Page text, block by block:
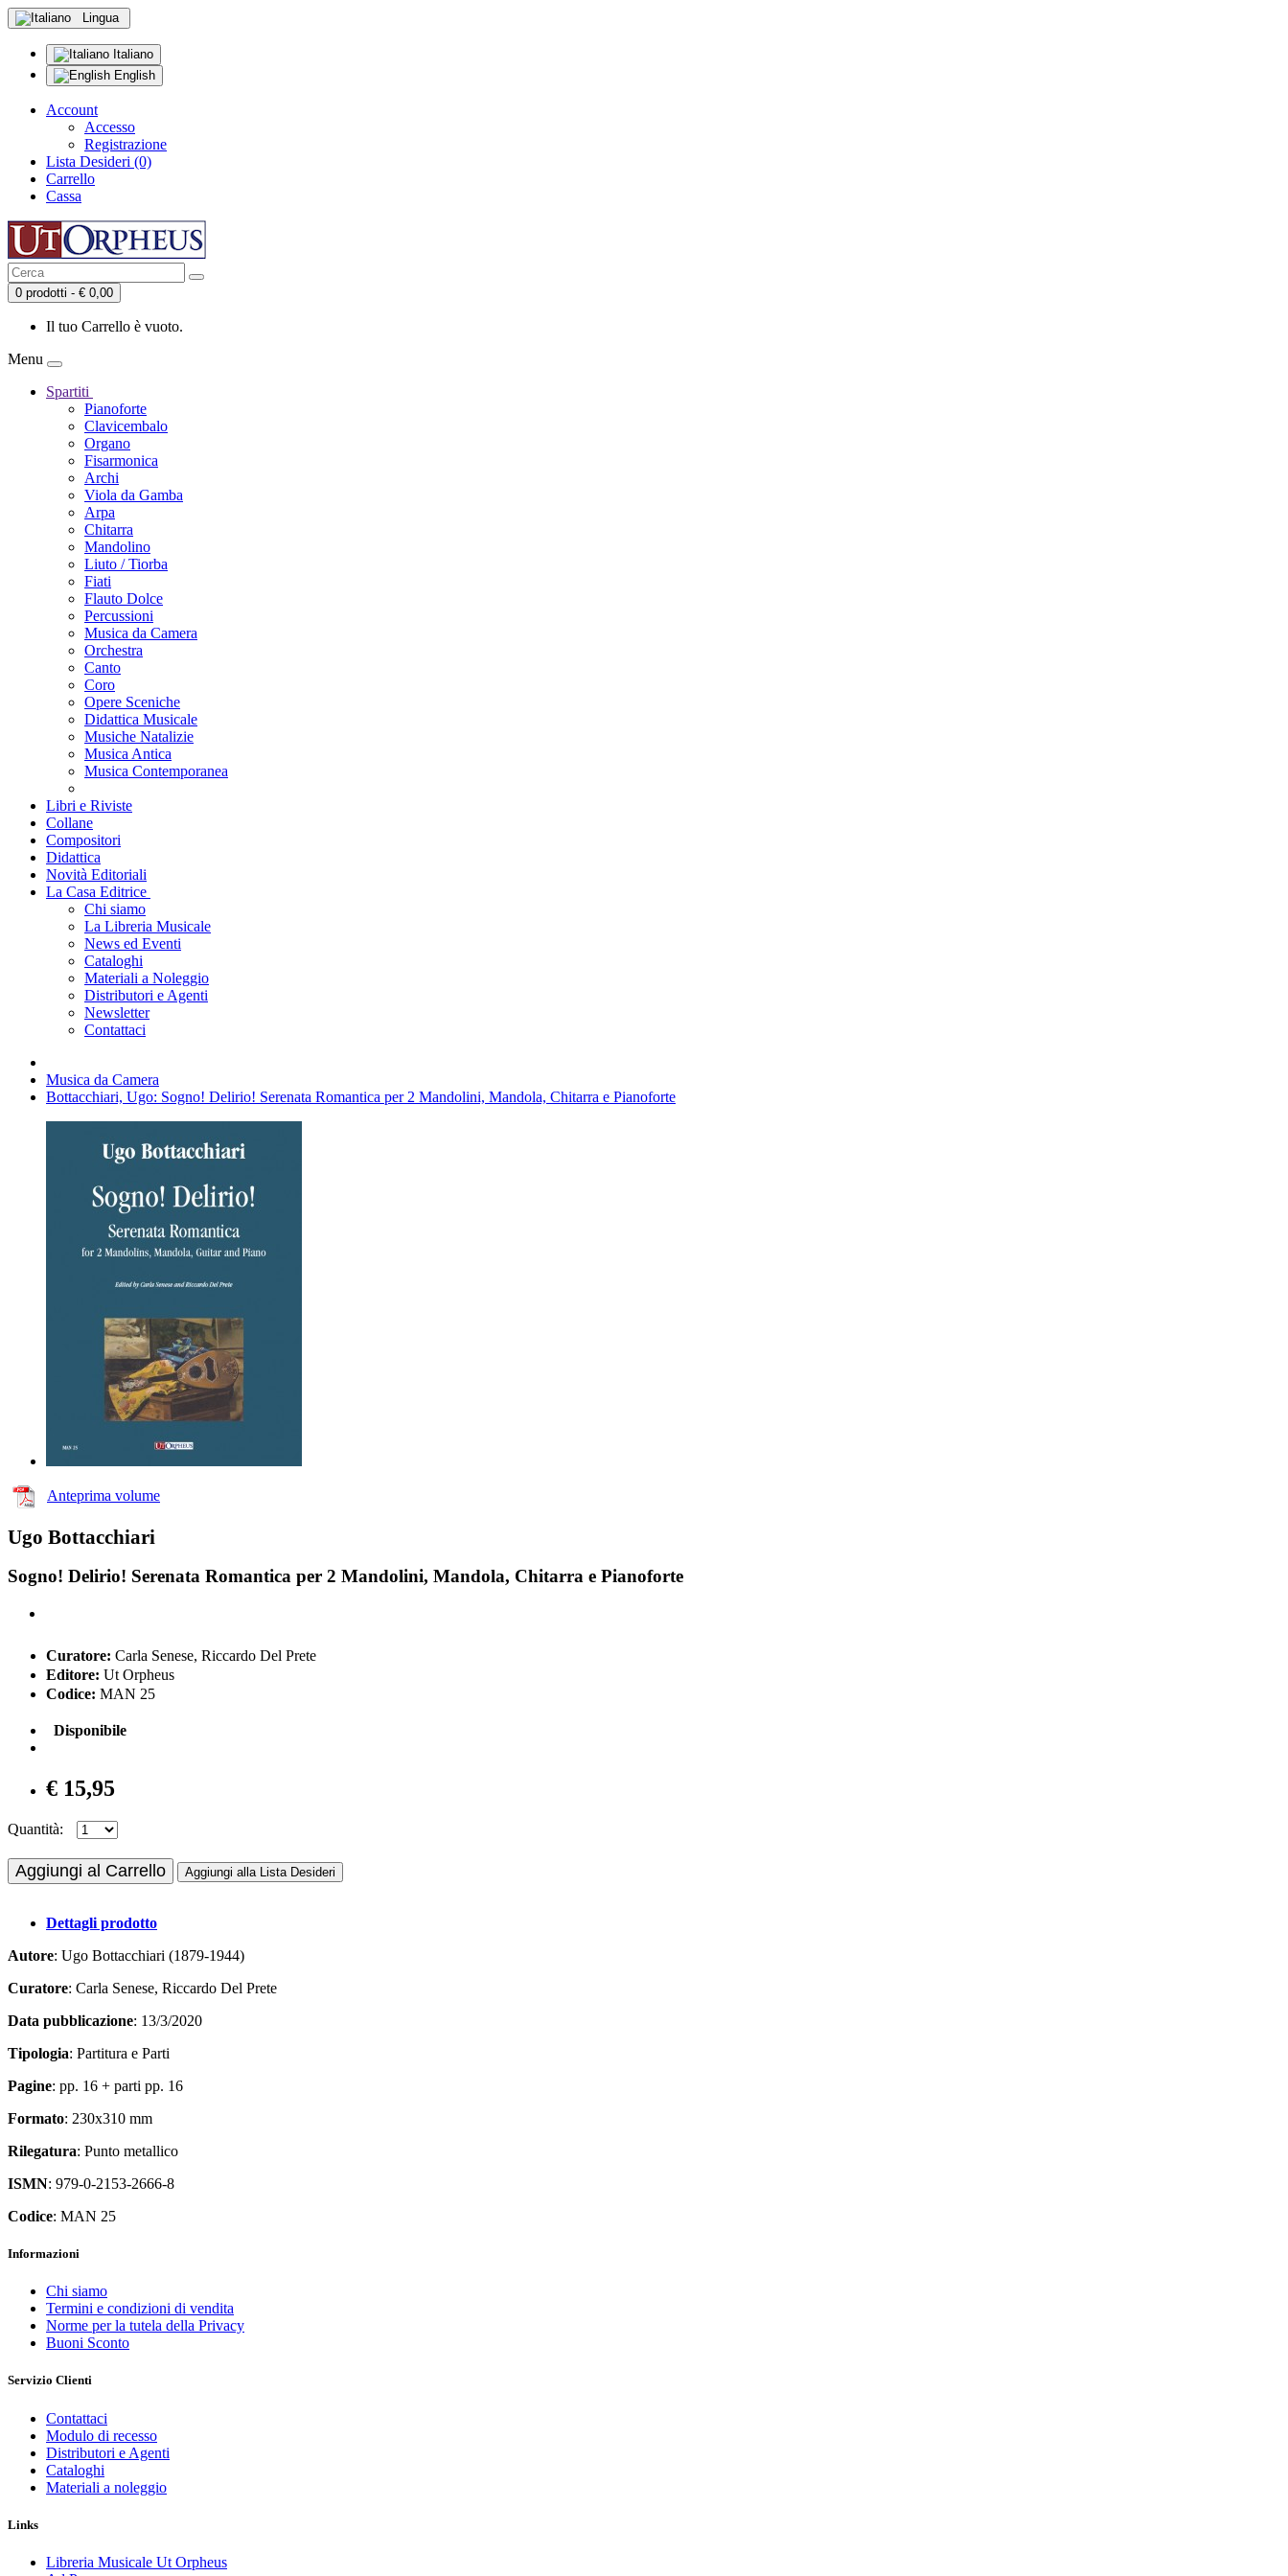
Lingua
Italiano
English
Account
Accesso
Registrazione
Lista Desideri (0)
Carrello
Cassa
0 prodotti - € 0,00
Il tuo Carrello è vuoto.
Menu
Spartiti
Pianoforte
Clavicembalo
Organo
Fisarmonica
Archi
Viola da Gamba
Arpa
Chitarra
Mandolino
Liuto / Tiorba
Fiati
Flauto Dolce
Percussioni
Musica da Camera
Orchestra
Canto
Coro
Opere Sceniche
Didattica Musicale
Musiche Natalizie
Musica Antica
Musica Contemporanea
Libri e Riviste
Collane
Compositori
Didattica
Novità Editoriali
La Casa Editrice
Chi siamo
La Libreria Musicale
News ed Eventi
Cataloghi
Materiali a Noleggio
Distributori e Agenti
Newsletter
Contattaci
Musica da Camera
Bottacchiari, Ugo: Sogno! Delirio! Serenata Romantica per 2 Mandolini, Mandola, Chitarra e Pianoforte
Anteprima volume
Ugo Bottacchiari
Sogno! Delirio! Serenata Romantica per 2 Mandolini, Mandola, Chitarra e Pianoforte
Curatore: Carla Senese, Riccardo Del Prete
Editore: Ut Orpheus
Codice: MAN 25
Disponibile
€ 15,95
Quantità:
Aggiungi al Carrello Aggiungi alla Lista Desideri
Dettagli prodotto
Autore: Ugo Bottacchiari (1879-1944)
Curatore: Carla Senese, Riccardo Del Prete
Data pubblicazione: 13/3/2020
Tipologia: Partitura e Parti
Pagine: pp. 16 + parti pp. 16
Formato: 230x310 mm
Rilegatura: Punto metallico
ISMN: 979-0-2153-2666-8
Codice: MAN 25
Informazioni
Chi siamo
Termini e condizioni di vendita
Norme per la tutela della Privacy
Buoni Sconto
Servizio Clienti
Contattaci
Modulo di recesso
Distributori e Agenti
Cataloghi
Materiali a noleggio
Links
Libreria Musicale Ut Orpheus